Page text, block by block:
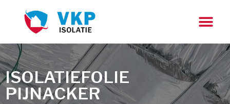
ISOLATIEFOLIE
PIJNACKER